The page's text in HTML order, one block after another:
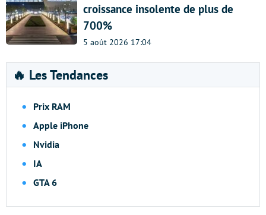
croissance insolente de plus de
700%
5 août 2026 17:04
🔥 Les Tendances
Prix RAM
Apple iPhone
Nvidia
IA
GTA 6